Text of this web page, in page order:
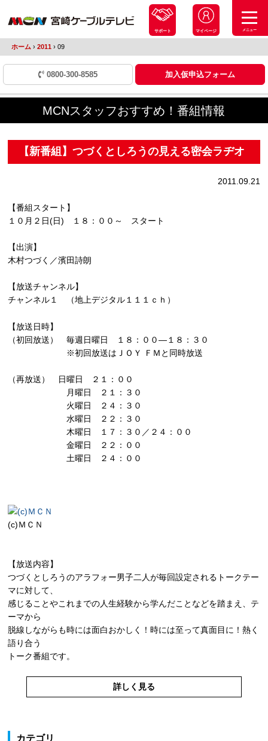
サポート マイページ メニュー
ホーム › 2011 ›09
0800-300-8585 加入仮申込フォーム
MCNスタッフおすすめ！番組情報
【新番組】つづくとしろうの見える密会ラヂオ
2011.09.21
【番組スタート】
１０月２日(日) １８：００～ スタート
【出演】
木村つづく／濱田詩朗
【放送チャンネル】
チャンネル１ （地上デジタル１１１ｃｈ）
【放送日時】
（初回放送） 毎週日曜日 １８：００―１８：３０
※初回放送はＪＯＹ ＦＭと同時放送
（再放送） 日曜日 ２１：００
月曜日 ２１：３０
火曜日 ２４：３０
水曜日 ２２：３０
木曜日 １７：３０／２４：００
金曜日 ２２：００
土曜日 ２４：００
(c)ＭＣＮ
【放送内容】
つづくとしろうのアラフォー男子二人が毎回設定されるトークテー
マに対して、
感じることやこれまでの人生経験から学んだことなどを踏まえ、テ
ーマから
脱線しながらも時には面白おかしく！時には至って真面目に！熱く
語り合う
トーク番組です。
詳しく見る
カテゴリ